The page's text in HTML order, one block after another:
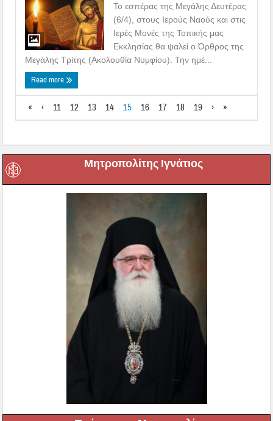
Το εσπέρας της Μεγάλης Δευτέρας
(6/4), στους Ιερούς Ναούς και στις
Ιερές Μονές της Τοπικής μας
Εκκλησίας θα ψαλεί ο Όρθρος της
Μεγάλης Τρίτης (Ακολουθία Νυμφίου). Την ημέ...
Read more
« ‹ 11 12 13 14 15 16 17 18 19 › »
Μητροπολίτης Ιγνάτιος